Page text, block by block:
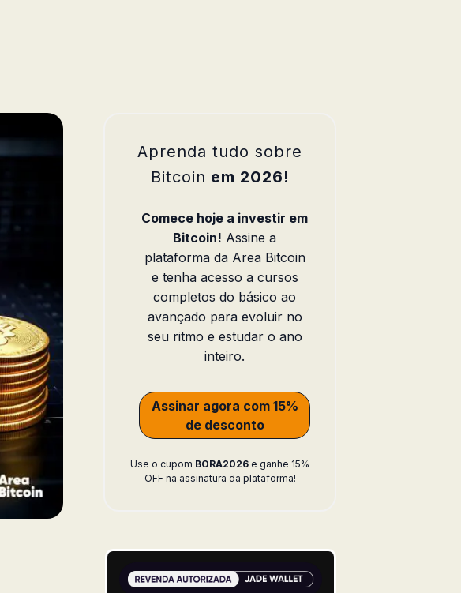
Aprenda tudo sobre
Bitcoin em 2026!
Comece hoje a investir em
Bitcoin! Assine a
plataforma da Area Bitcoin
e tenha acesso a cursos
completos do básico ao
avançado para evoluir no
seu ritmo e estudar o ano
inteiro.
Assinar agora com 15%
de desconto
Use o cupom BORA2026 e ganhe 15%
OFF na assinatura da plataforma!